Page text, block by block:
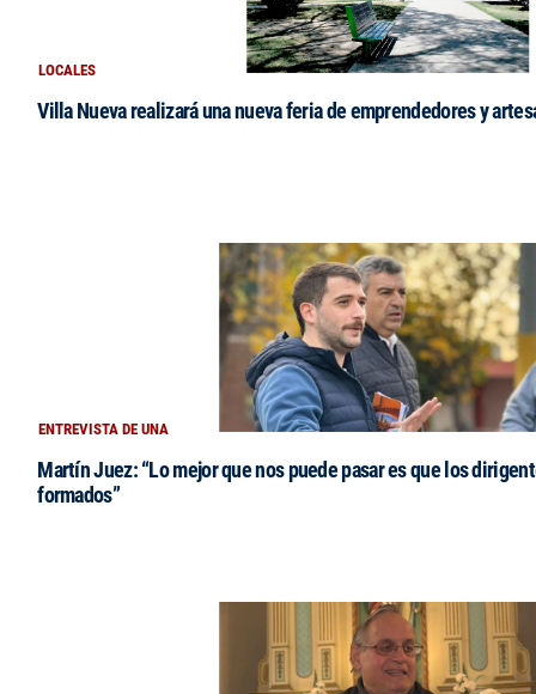
LOCALES
Villa Nueva realizará una nueva feria de emprendedores y
ENTREVISTA DE UNA
Martín Juez: “Lo mejor que nos puede pasar es que los
formados”